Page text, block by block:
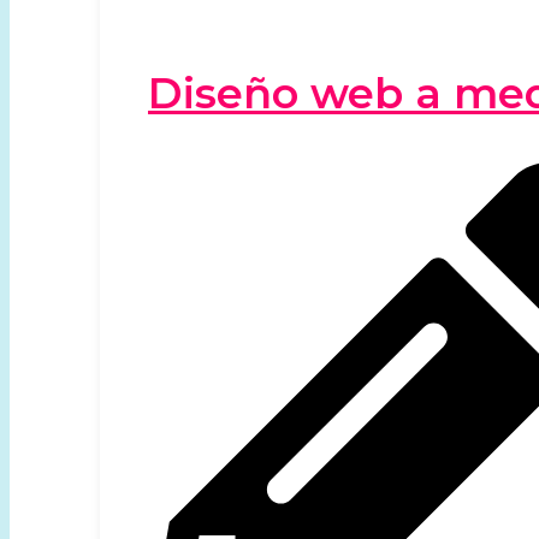
Diseño web a